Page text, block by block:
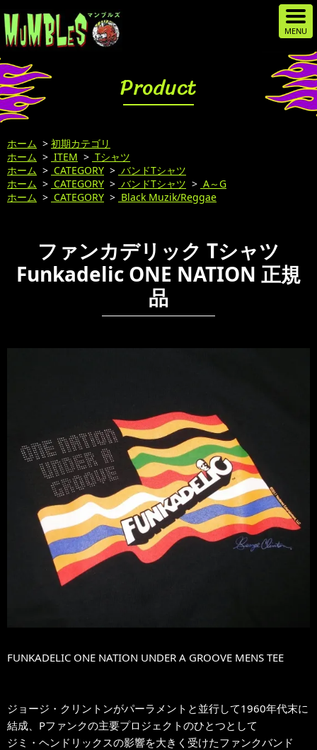
Product
ホーム > 初期カテゴリ
ホーム > ITEM > Tシャツ
ホーム > CATEGORY > バンドTシャツ
ホーム > CATEGORY > バンドTシャツ > A～G
ホーム > CATEGORY > Black Muzik/Reggae
ファンカデリック Tシャツ
Funkadelic ONE NATION 正規
品
FUNKADELIC ONE NATION UNDER A GROOVE MENS TEE
ジョージ・クリントンがパーラメントと並行して1960年代末に
結成、Pファンクの主要プロジェクトのひとつとして
ジミ・ヘンドリックスの影響を大きく受けたファンクバンド